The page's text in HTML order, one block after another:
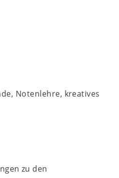
Notenlehre, kreatives
zu den